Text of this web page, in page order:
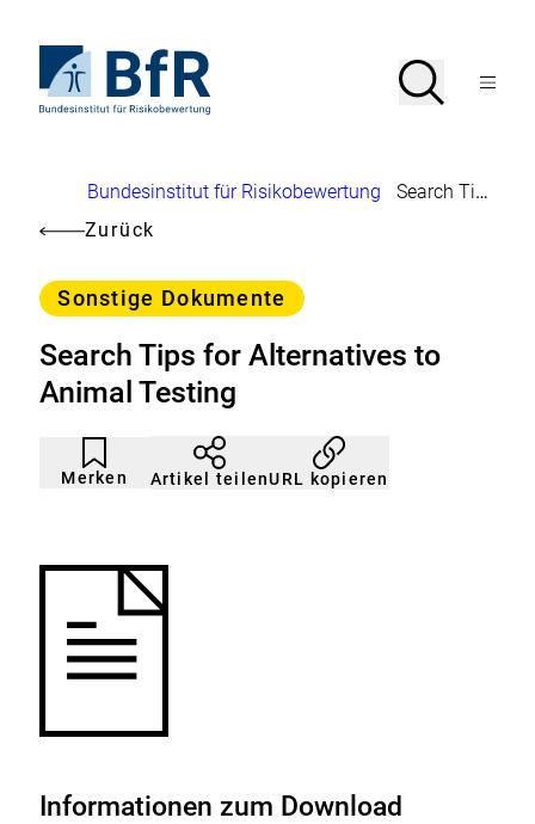
Seiteninhalt
springenStartseite
von
Suche
SucheMenü
Brotkrumennavigation
Bundesinstitut für Risikobewertung
Search Tips for Alternatives to Animal Testing
Zurück
Kategorie
Sonstige Dokumente
Search Tips for Alternatives to
Animal Testing
Merken
Artikel
nicht
gemerkt
Durch
Klicken
der
Artikel teilenURL kopieren
Informationen zum Download